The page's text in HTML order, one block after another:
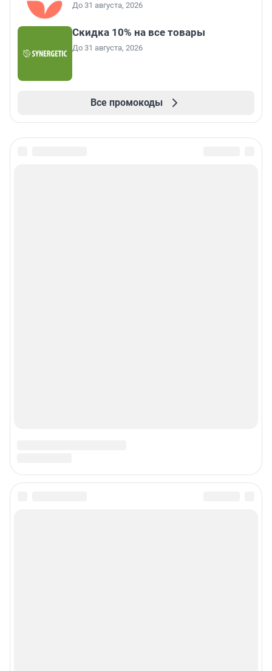
До 31 августа, 2026
Скидка 10% на все товары
До 31 августа, 2026
Все промокоды